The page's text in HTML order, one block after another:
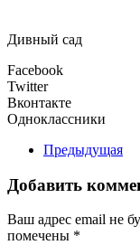
Дивный сад
Facebook
Twitter
Вконтакте
Одноклассники
Предыдущая
Добавить
Ваш адрес email не
помечены *